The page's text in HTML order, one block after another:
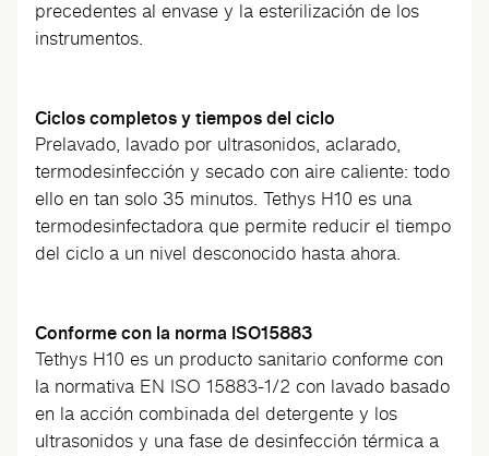
precedentes al envase y la esterilización de los
instrumentos.
Ciclos completos y tiempos del ciclo
Prelavado, lavado por ultrasonidos, aclarado,
termodesinfección y secado con aire caliente: todo
ello en tan solo 35 minutos. Tethys H10 es una
termodesinfectadora que permite reducir el tiempo
del ciclo a un nivel desconocido hasta ahora.
Conforme con la norma ISO15883
Tethys H10 es un producto sanitario conforme con
la normativa EN ISO 15883-1/2 con lavado basado
en la acción combinada del detergente y los
ultrasonidos y una fase de desinfección térmica a